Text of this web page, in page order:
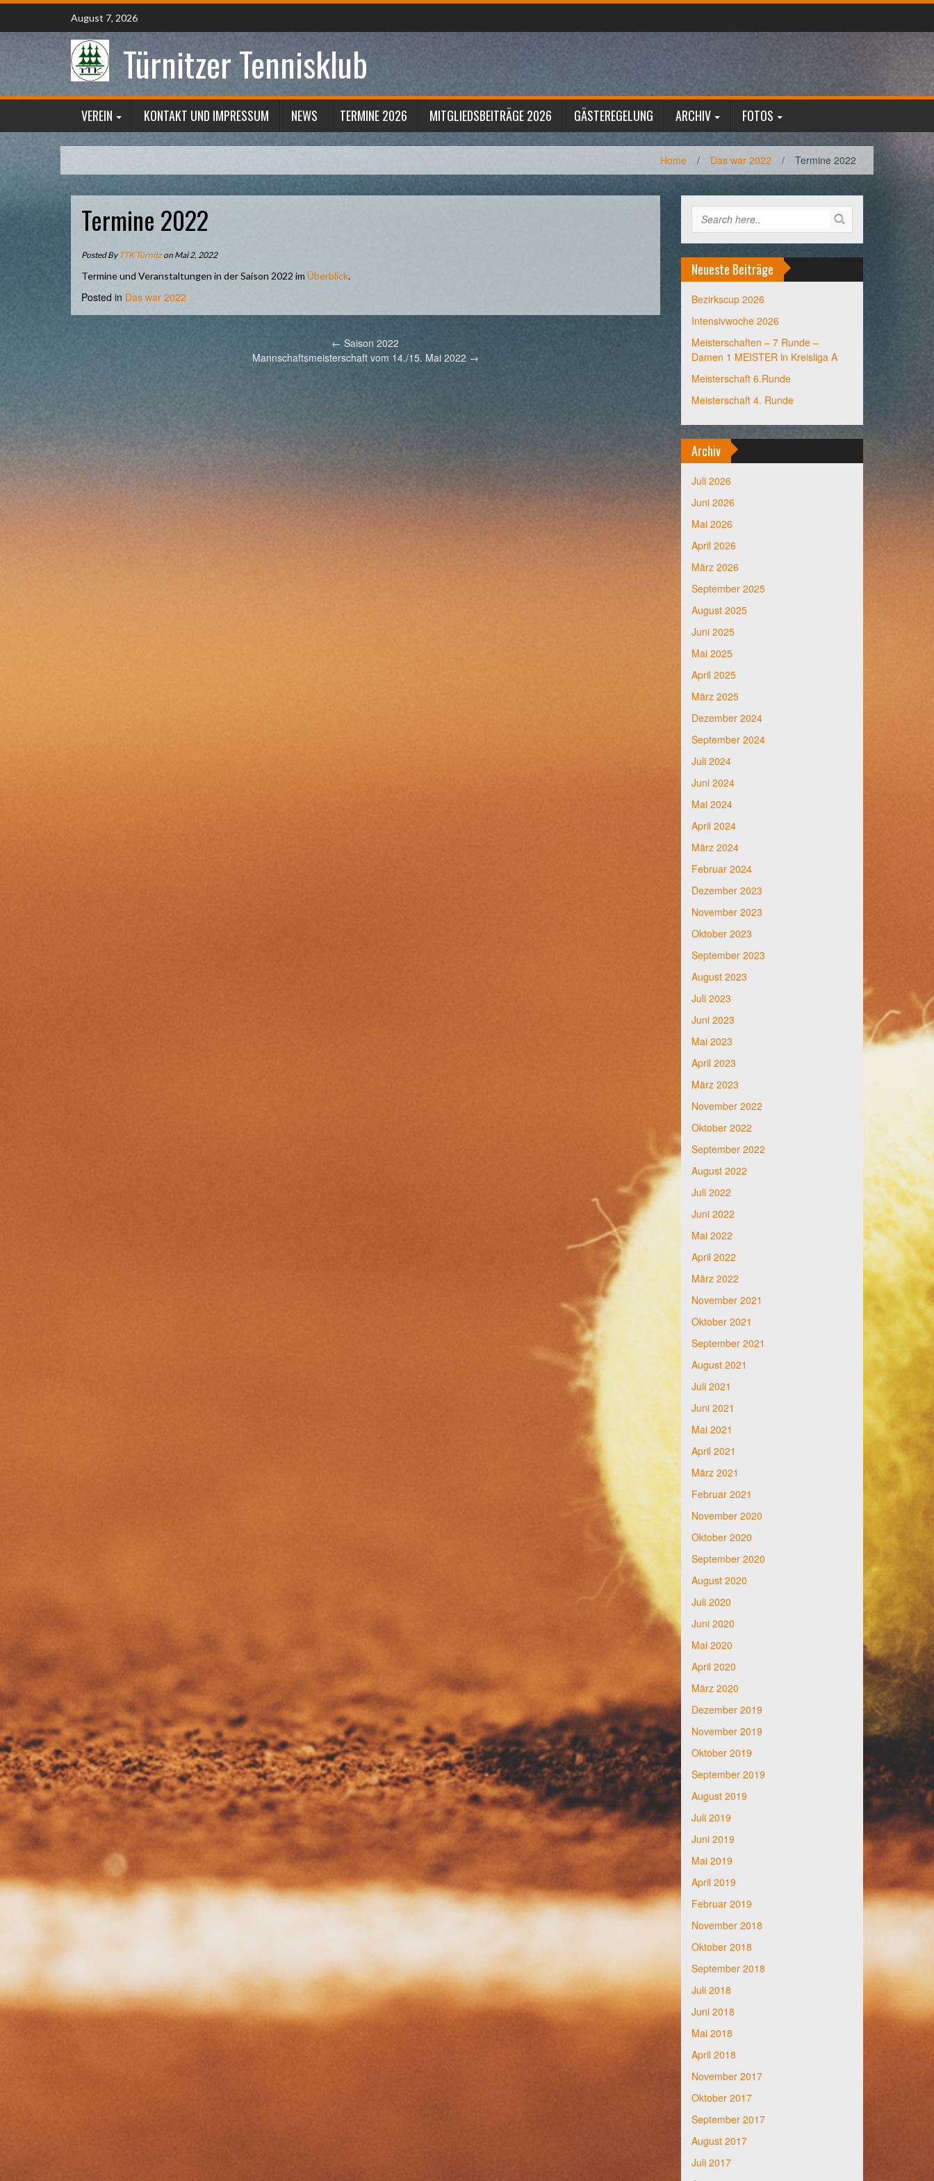
Skip
content
August 7, 2026
Türnitzer Tennisklub
VEREIN KONTAKT UND IMPRESSUM NEWS TERMINE 2026 MITGLIEDSBEITRÄGE 2026 GÄSTEREGELUNG ARCHIV FOTOS
Home / Das war 2022 / Termine 2022
Termine 2022
Posted ByTTK Türnitzon Mai 2, 2022
Termine und Veranstaltungen in der Saison 2022 im Überblick.
Posted in Das war 2022
navigation
← Saison 2022
Mannschaftsmeisterschaft vom 14./15. Mai 2022 →
Neueste Beiträge
Bezirkscup 2026
Intensivwoche 2026
Meisterschaften – 7 Runde –
Damen 1 MEISTER in Kreisliga A
Meisterschaft 6.Runde
Meisterschaft 4. Runde
Archiv
Juli 2026
Juni 2026
Mai 2026
April 2026
März 2026
September 2025
August 2025
Juni 2025
Mai 2025
April 2025
März 2025
Dezember 2024
September 2024
Juli 2024
Juni 2024
Mai 2024
April 2024
März 2024
Februar 2024
Dezember 2023
November 2023
Oktober 2023
September 2023
August 2023
Juli 2023
Juni 2023
Mai 2023
April 2023
März 2023
November 2022
Oktober 2022
September 2022
August 2022
Juli 2022
Juni 2022
Mai 2022
April 2022
März 2022
November 2021
Oktober 2021
September 2021
August 2021
Juli 2021
Juni 2021
Mai 2021
April 2021
März 2021
Februar 2021
November 2020
Oktober 2020
September 2020
August 2020
Juli 2020
Juni 2020
Mai 2020
April 2020
März 2020
Dezember 2019
November 2019
Oktober 2019
September 2019
August 2019
Juli 2019
Juni 2019
Mai 2019
April 2019
Februar 2019
November 2018
Oktober 2018
September 2018
Juli 2018
Juni 2018
Mai 2018
April 2018
November 2017
Oktober 2017
September 2017
August 2017
Juli 2017